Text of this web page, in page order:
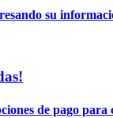
su
de pago